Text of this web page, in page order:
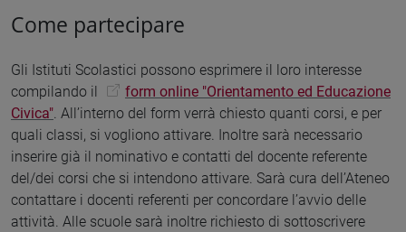
Come partecipare
Gli Istituti Scolastici possono esprimere il loro interesse
compilando il
form online "Orientamento ed Educazione
Civica". All’interno del form verrà chiesto quanti corsi, e per
quali classi, si vogliono attivare. Inoltre sarà necessario
inserire già il nominativo e contatti del docente referente
del/dei corsi che si intendono attivare. Sarà cura dell’Ateneo
contattare i docenti referenti per concordare l’avvio delle
attività. Alle scuole sarà inoltre richiesto di sottoscrivere